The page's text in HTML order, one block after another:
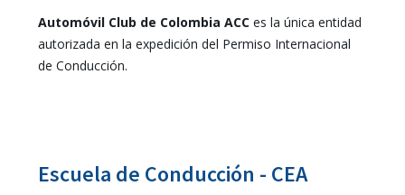
Automóvil Club de Colombia ACC es la única entidad
autorizada en la expedición del Permiso Internacional
de Conducción.
Escuela de Conducción - CEA